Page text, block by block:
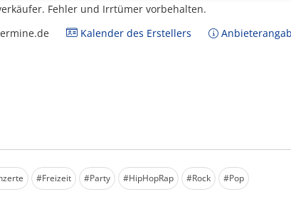
Fehler und Irrtümer vorbehalten.
Kalender des Erstellers
#Freizeit #Party #HipHopRap #Rock #Pop